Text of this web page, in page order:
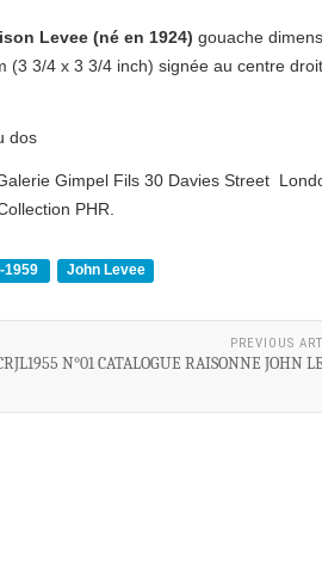
Levee (né en 1924) gouache
(3 3/4 x 3 3/4 inch) signée au centre
dos
Gimpel Fils 30 Davies Street
PHR.
1959 John Levee
PREVIOUS
N°01 CATALOGUE RAISONNE JOHN